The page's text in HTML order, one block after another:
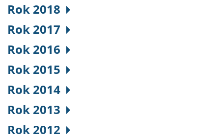
Rok 2018
Rok 2017
Rok 2016
Rok 2015
Rok 2014
Rok 2013
Rok 2012